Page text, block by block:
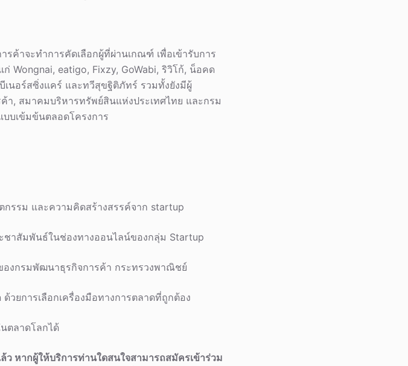
ค้าจะทำการคัดเลือกผู้ที่ผ่านเกณฑ์ เพื่อเข้ารับการ
Wongnai, eatigo, Fixzy, GoWabi, ริวิโก้, น็อคด
นอร์สซิ่งแคร์ และทวีสุขฐิติภัทร์ รวมทั้งยังมีผู้
, สมาคมบริหารทรัพย์สินแห่งประเทศไทย และกรม
บเข้มข้นตลอดโครงการ
กรรม และความคิดสร้างสรรค์จาก startup
ชาสัมพันธ์ในช่องทางออนไลน์ของกลุ่ม Startup
องกรมพัฒนาธุรกิจการค้า กระทรวงพาณิชย์
วยการเลือกเครื่องมือทางการตลาดที่ถูกต้อง
ตลาดโลกได้
หากผู้ให้บริการท่านใดสนใจสามารถสมัครเข้าร่วม